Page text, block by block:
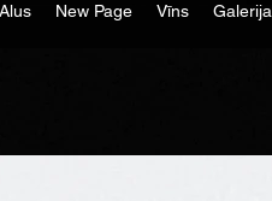
Alus New Page Vīns Galerija